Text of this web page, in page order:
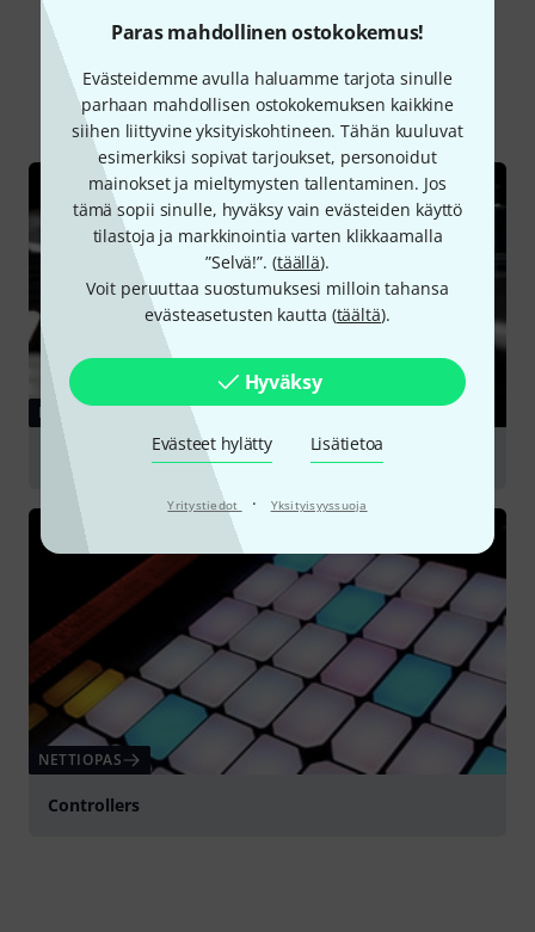
Paras mahdollinen ostokokemus!
Evästeidemme avulla haluamme tarjota sinulle
parhaan mahdollisen ostokokemuksen kaikkine
siihen liittyvine yksityiskohtineen. Tähän kuuluvat
esimerkiksi sopivat tarjoukset, personoidut
mainokset ja mieltymysten tallentaminen. Jos
tämä sopii sinulle, hyväksy vain evästeiden käyttö
tilastoja ja markkinointia varten klikkaamalla
”Selvä!”. (täällä).
Voit peruuttaa suostumuksesi milloin tahansa
evästeasetusten kautta (täältä).
Hyväksy
Evästeet hylätty Lisätietoa
Yritystiedot · Yksityisyyssuoja
Tiesitkö?
Kaikki Nettiopas
NETTIOPAS
Master Keyboards
NETTIOPAS
Controllers